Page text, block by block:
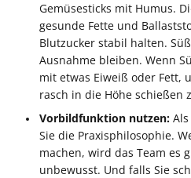
Gemüsesticks mit Humus.
gesunde Fette und
Blutzucker stabil halten.
Ausnahme bleiben. Wenn
mit etwas Eiweiß oder Fett,
rasch in die Höhe schießen
Vorbildfunktion nutzen:
Sie die Praxisphilosophie.
machen, wird das Team es
unbewusst. Und falls Sie